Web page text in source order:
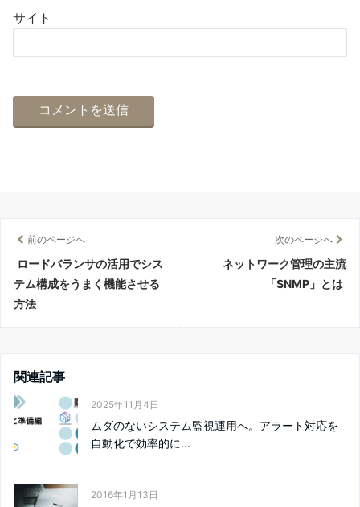
サイト
前のページへ
ロードバランサの活用でシス
テム構成をうまく機能させる
方法
次のページへ
ネットワーク管理の主流
「SNMP」とは
関連記事
2025年11月4日
ムダのないシステム監視運用へ。アラート対応を
自動化で効率的に...
2016年1月13日